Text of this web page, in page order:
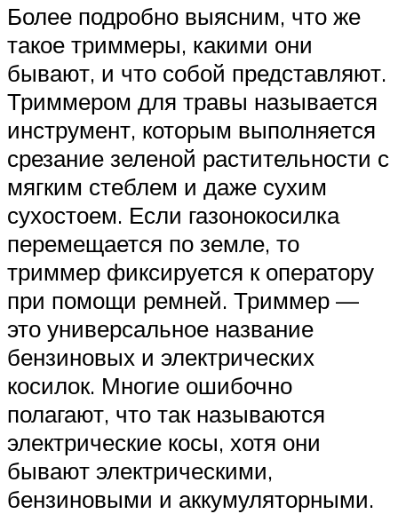
Более подробно выясним, что же
такое триммеры, какими они
бывают, и что собой представляют.
Триммером для травы называется
инструмент, которым выполняется
срезание зеленой растительности с
мягким стеблем и даже сухим
сухостоем. Если газонокосилка
перемещается по земле, то
триммер фиксируется к оператору
при помощи ремней. Триммер —
это универсальное название
бензиновых и электрических
косилок. Многие ошибочно
полагают, что так называются
электрические косы, хотя они
бывают электрическими,
бензиновыми и аккумуляторными.